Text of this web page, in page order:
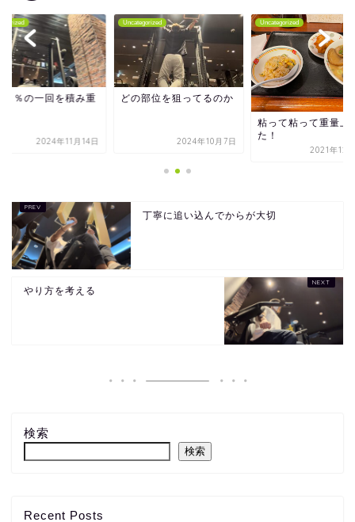
０％の一回を積み重
2024年11月14日
Uncategorized
どの部位を狙ってるのか
2024年10月7日
Uncategorized
粘って粘って重量上
た！
2021年12
丁寧に追い込んでからが大切
やり方を考える
検索
検索
Recent Posts